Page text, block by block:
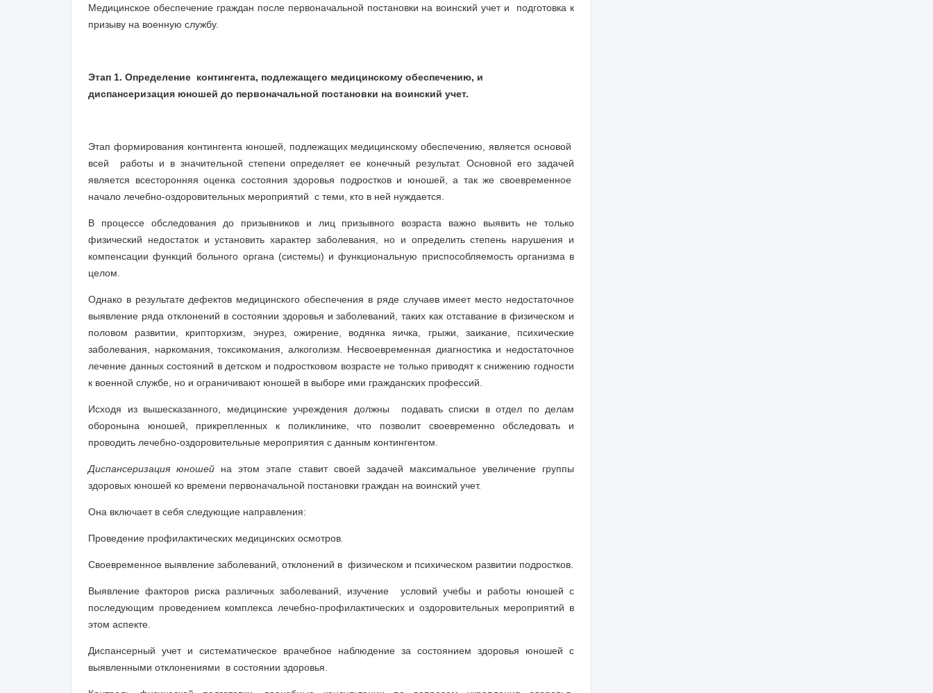
Медицинское обеспечение граждан после первоначальной постановки на воинский учет и подготовка к
призыву на военную службу.
Этап 1. Определение контингента, подлежащего медицинскому обеспечению, и
диспансеризация юношей до первоначальной постановки на воинский учет.
Этап формирования контингента юношей, подлежащих медицинскому обеспечению, является основой
всей работы и в значительной степени определяет ее конечный результат. Основной его задачей
является всесторонняя оценка состояния здоровья подростков и юношей, а так же своевременное
начало лечебно-оздоровительных мероприятий с теми, кто в ней нуждается.
В процессе обследования до призывников и лиц призывного возраста важно выявить не только
физический недостаток и установить характер заболевания, но и определить степень нарушения и
компенсации функций больного органа (системы) и функциональную приспособляемость организма в
целом.
Однако в результате дефектов медицинского обеспечения в ряде случаев имеет место недостаточное
выявление ряда отклонений в состоянии здоровья и заболеваний, таких как отставание в физическом и
половом развитии, крипторхизм, энурез, ожирение, водянка яичка, грыжи, заикание, психические
заболевания, наркомания, токсикомания, алкоголизм. Несвоевременная диагностика и недостаточное
лечение данных состояний в детском и подростковом возрасте не только приводят к снижению годности
к военной службе, но и ограничивают юношей в выборе ими гражданских профессий.
Исходя из вышесказанного, медицинские учреждения должны подавать списки в отдел по делам
оборонына юношей, прикрепленных к поликлинике, что позволит своевременно обследовать и
проводить лечебно-оздоровительные мероприятия с данным контингентом.
Диспансеризация юношей на этом этапе ставит своей задачей максимальное увеличение группы
здоровых юношей ко времени первоначальной постановки граждан на воинский учет.
Она включает в себя следующие направления:
Проведение профилактических медицинских осмотров.
Своевременное выявление заболеваний, отклонений в физическом и психическом развитии подростков.
Выявление факторов риска различных заболеваний, изучение условий учебы и работы юношей с
последующим проведением комплекса лечебно-профилактических и оздоровительных мероприятий в
этом аспекте.
Диспансерный учет и систематическое врачебное наблюдение за состоянием здоровья юношей с
выявленными отклонениями в состоянии здоровья.